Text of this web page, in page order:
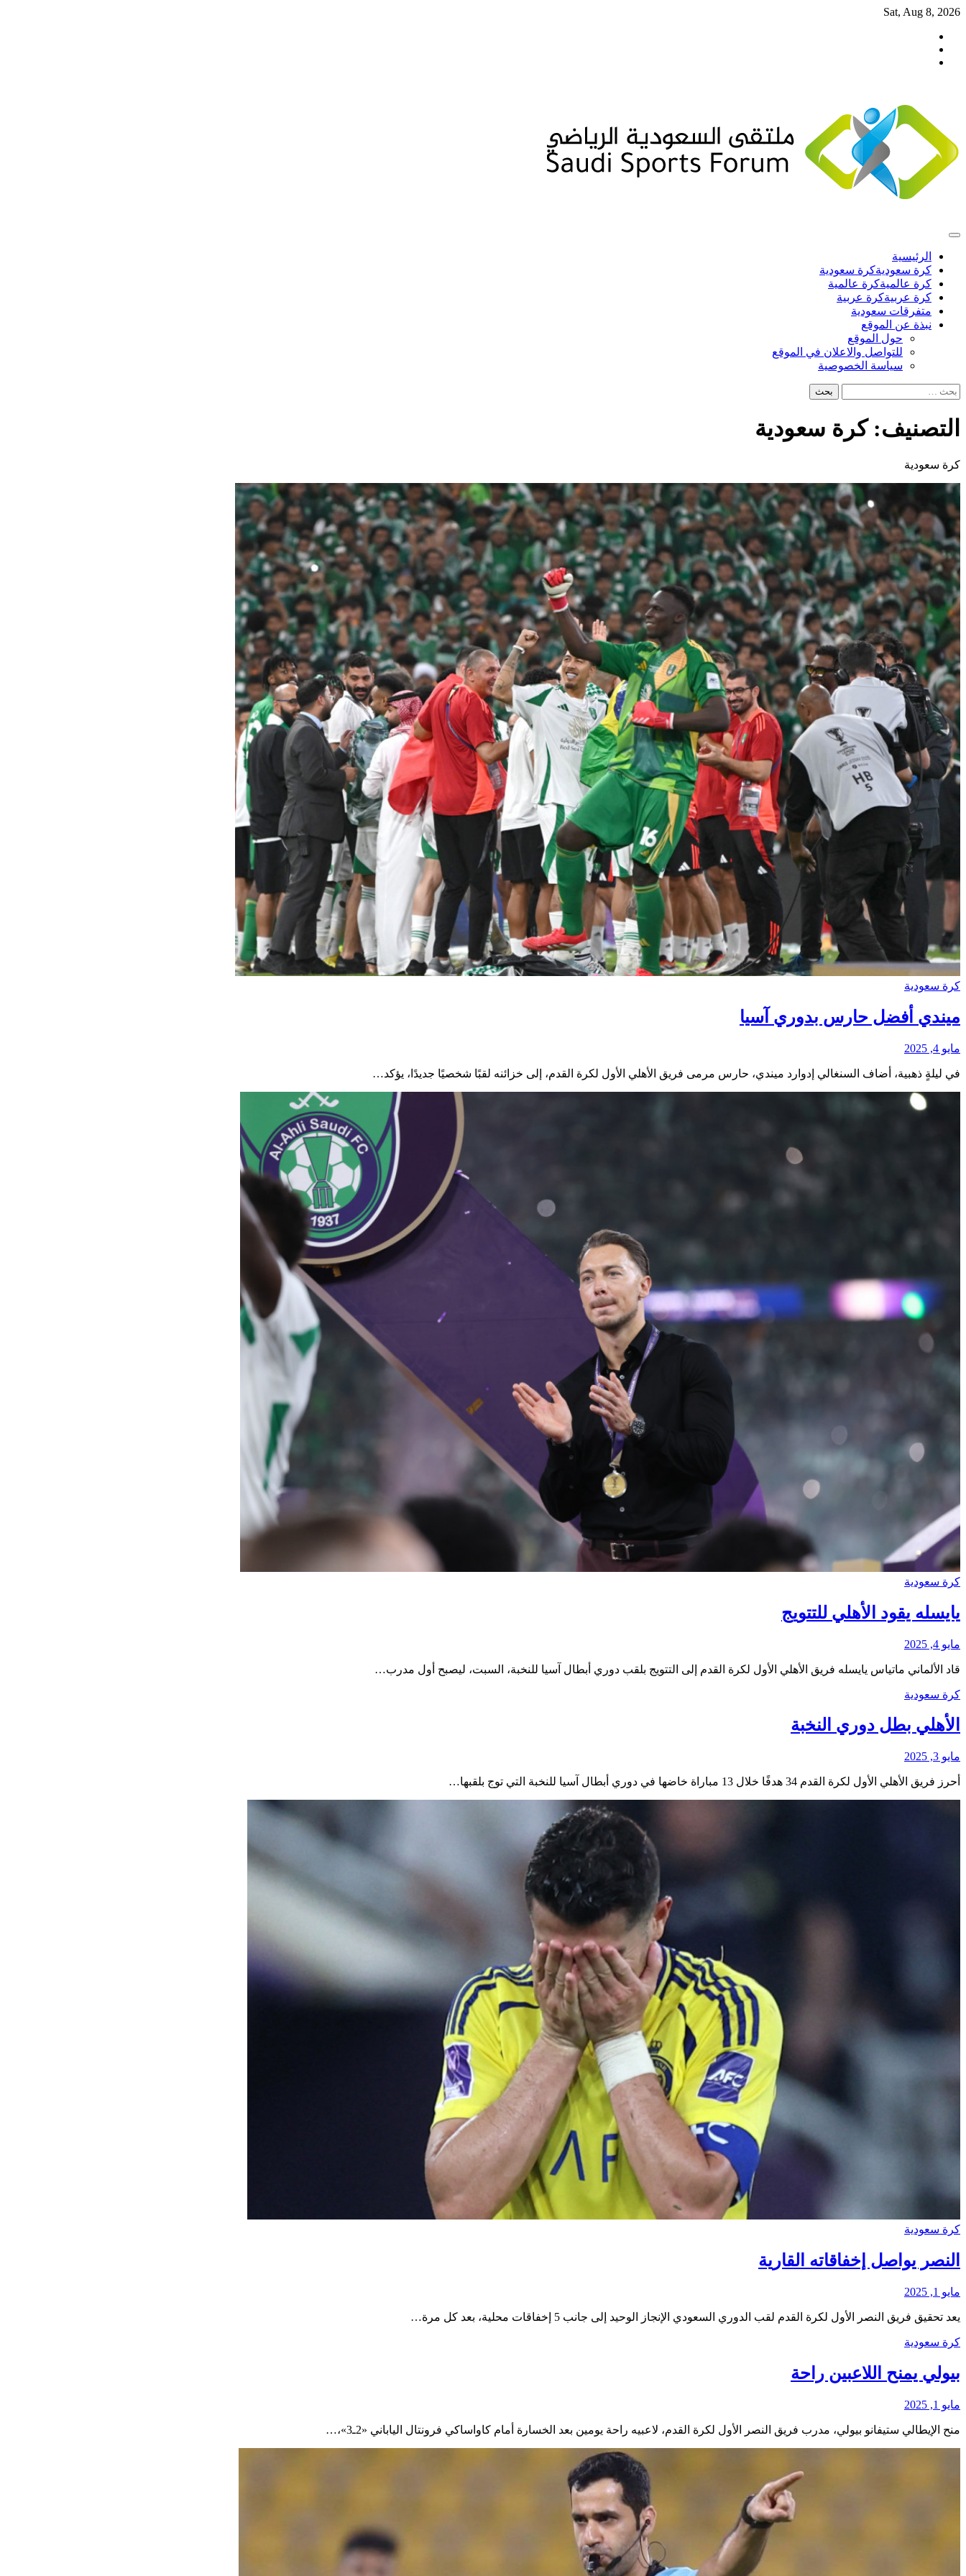
Skip
content
Sat, Aug 8, 2026
الرئيسية
كرة سعوديةكرة سعودية
كرة عالميةكرة عالمية
كرة عربيةكرة عربية
متفرقات سعودية
نبذة عن الموقع
حول الموقع
للتواصل والاعلان في الموقع
سياسة الخصوصية
البحث
عن:
التصنيف:كرة سعودية
كرة سعودية
كرة سعودية
ميندي أفضل حارس بدوري آسيا
مايو 4, 2025
في ليلةٍ ذهبية، أضاف السنغالي إدوارد ميندي، حارس مرمى فريق الأهلي الأول لكرة القدم، إلى خزائنه لقبًا شخصيًا جديدًا، يؤكد…
كرة سعودية
يايسله يقود الأهلي للتتويج
مايو 4, 2025
قاد الألماني ماتياس يايسله فريق الأهلي الأول لكرة القدم إلى التتويج بلقب دوري أبطال آسيا للنخبة، السبت، ليصبح أول مدرب…
كرة سعودية
الأهلي بطل دوري النخبة
مايو 3, 2025
أحرز فريق الأهلي الأول لكرة القدم 34 هدفًا خلال 13 مباراة خاضها في دوري أبطال آسيا للنخبة التي توج بلقبها…
كرة سعودية
النصر يواصل إخفاقاته القارية
مايو 1, 2025
يعد تحقيق فريق النصر الأول لكرة القدم لقب الدوري السعودي الإنجاز الوحيد إلى جانب 5 إخفاقات محلية، بعد كل مرة…
كرة سعودية
بيولي يمنح اللاعبين راحة
مايو 1, 2025
منح الإيطالي ستيفانو بيولي، مدرب فريق النصر الأول لكرة القدم، لاعبيه راحة يومين بعد الخسارة أمام كاواساكي فرونتال الياباني «2ـ3»،…